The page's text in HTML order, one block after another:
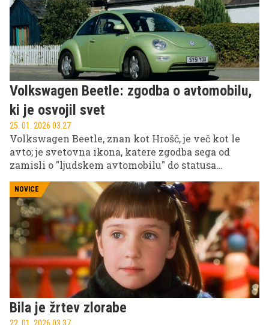
Volkswagen Beetle: zgodba o avtomobilu,
ki je osvojil svet
25. 01. 2026 03.27
Volkswagen Beetle, znan kot Hrošč, je več kot le
avto; je svetovna ikona, katere zgodba sega od
zamisli o "ljudskem avtomobilu" do statusa
množično proizveden avtomobil na svetu in del pop
kulture, ki živi naprej tudi po koncu proizvodnje.
NOVICE
Bila je žrtev zlorabe